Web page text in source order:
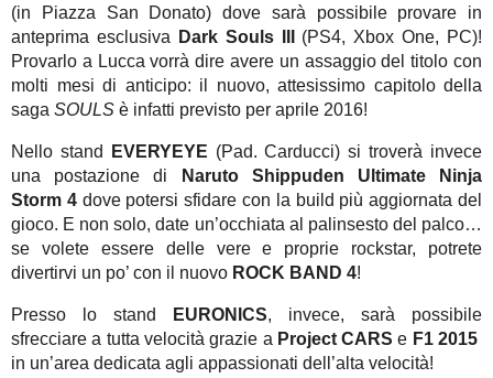
(in Piazza San Donato) dove sarà possibile provare in
anteprima esclusiva
Dark Souls III
(PS4, Xbox One, PC)!
Provarlo a Lucca vorrà dire avere un assaggio del titolo con
molti mesi di anticipo: il nuovo, attesissimo capitolo della
saga SOULS è infatti previsto per aprile 2016!
Nello stand EVERYEYE (Pad. Carducci) si troverà invece
una postazione di
Naruto Shippuden Ultimate Ninja
Storm 4dove potersi sfidare con la build più aggiornata del
gioco. E non solo, date un’occhiata al palinsesto del palco…
se volete essere delle vere e proprie rockstar, potrete
divertirvi un po’ con il nuovo ROCK BAND 4!
Presso lo stand EURONICS, invece, sarà possibile
sfrecciare a tutta velocità grazie a Project CARS e F1 2015
in un’area dedicata agli appassionati dell’alta velocità!